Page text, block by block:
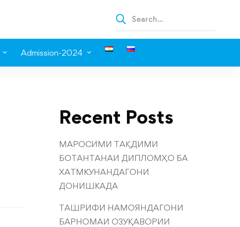
Admission-2024
Recent Posts
МАРОСИМИ ТАҚДИМИ
БОТАНТАНАИ ДИПЛОМҲО БА
ХАТМКУНАНДАГОНИ
ДОНИШКАДА
ТАШРИФИ НАМОЯНДАГОНИ
БАРНОМАИ ОЗУҚАВОРИИ